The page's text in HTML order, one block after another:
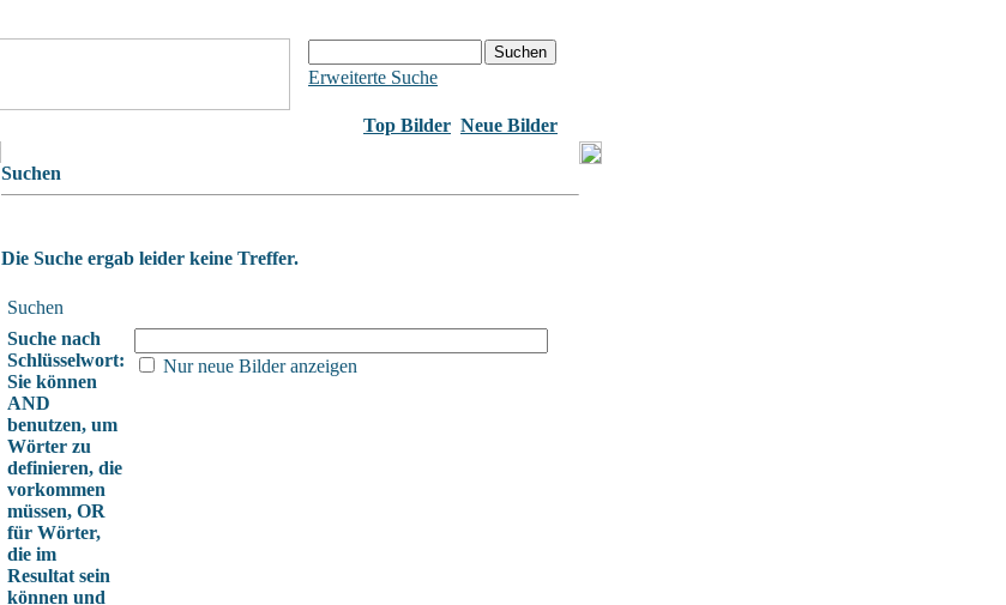
Erweiterte Suche
Top Bilder Neue Bilder
Suchen
Die Suche ergab leider keine Treffer.
Suchen
Suche nach
Schlüsselwort:
Sie können
AND
benutzen, um
Wörter zu
definieren, die
vorkommen
müssen, OR
für Wörter,
die im
Resultat sein
können und
Nur neue Bilder anzeigen